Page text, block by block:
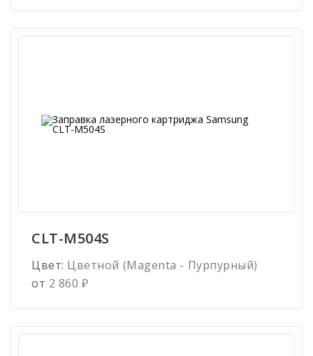
CLT-M504S
Цвет: Цветной (Magenta - Пурпурный)
от 2 860 ₽